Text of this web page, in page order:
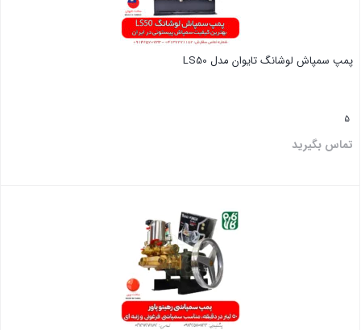
پمپ سمپاش لوشانگ تایوان مدل LS50
5
تماس بگیرید